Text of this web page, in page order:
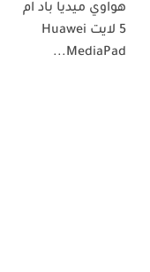
هواوي ميديا باد ام
5 لايت Huawei
MediaPad...